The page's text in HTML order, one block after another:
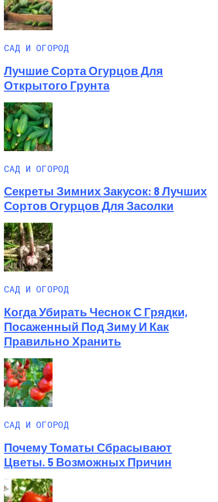
САД И ОГОРОД
Лучшие Сорта Огурцов Для
Открытого Грунта
САД И ОГОРОД
Секреты Зимних Закусок: 8 Лучших
Сортов Огурцов Для Засолки
САД И ОГОРОД
Когда Убирать Чеснок С Грядки,
Посаженный Под Зиму И Как
Правильно Хранить
САД И ОГОРОД
Почему Томаты Сбрасывают
Цветы. 5 Возможных Причин